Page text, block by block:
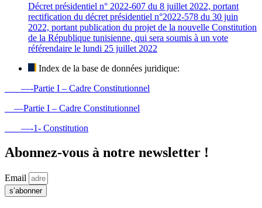
Décret présidentiel n° 2022-607 du 8 juillet 2022, portant
rectification du décret présidentiel n°2022-578 du 30 juin
2022, portant publication du projet de la nouvelle Constitution
de la République tunisienne, qui sera soumis à un vote
référendaire le lundi 25 juillet 2022
Index de la base de données juridique:
—-Partie I – Cadre Constitutionnel
—Partie I – Cadre Constitutionnel
—-1- Constitution
Abonnez-vous à notre newsletter !
Email
s’abonner